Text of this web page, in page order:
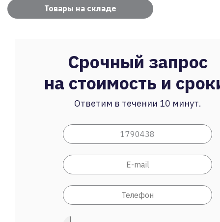
Товары на складе
Срочный запрос
на стоимость и
Ответим в течении 10 минут.